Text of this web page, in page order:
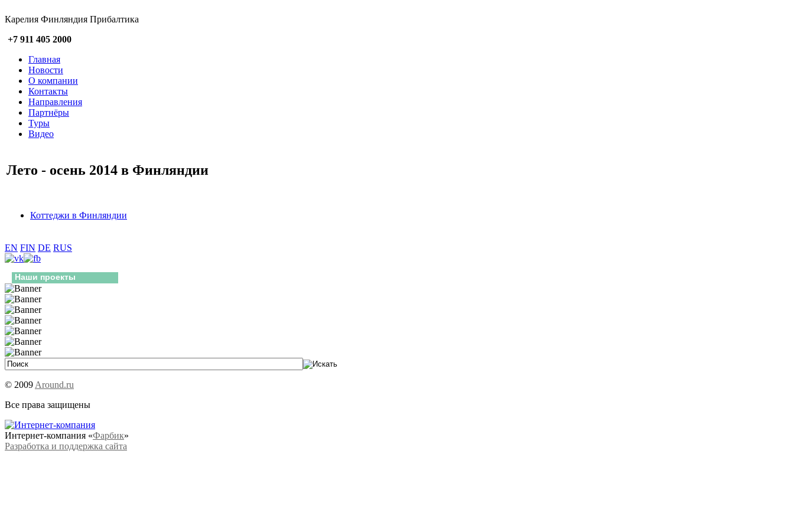
Карелия Финляндия Прибалтика
+7 911 405 2000
Главная
Новости
О компании
Контакты
Направления
Партнёры
Туры
Видео
Лето - осень 2014 в Финляндии
Коттеджи в Финляндии
EN FIN DE RUS
Наши проекты
© 2009 Around.ru
Все права защищены
Интернет-компания «Фарбик»
Разработка и поддержка сайта